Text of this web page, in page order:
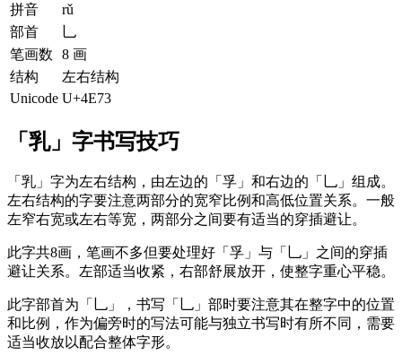
拼音
rǔ
部首
乚
笔画数
8 画
结构
左右结构
Unicode U+4E73
「乳」字书写技巧
「乳」字为左右结构，由左边的「孚」和右边的「乚」组成。
左右结构的字要注意两部分的宽窄比例和高低位置关系。一般
左窄右宽或左右等宽，两部分之间要有适当的穿插避让。
此字共8画，笔画不多但要处理好「孚」与「乚」之间的穿插
避让关系。左部适当收紧，右部舒展放开，使整字重心平稳。
此字部首为「乚」，书写「乚」部时要注意其在整字中的位置
和比例，作为偏旁时的写法可能与独立书写时有所不同，需要
适当收放以配合整体字形。